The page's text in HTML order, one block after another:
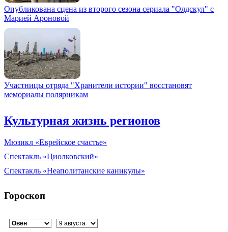
Опубликована сцена из второго сезона сериала "Олдскул" с
Марией Ароновой
Участницы отряда "Хранители истории" восстановят
мемориалы полярникам
Культурная жизнь регионов
Мюзикл «Еврейское счастье»
Спектакль «Циолковский»
Спектакль «Неаполитанские каникулы»
Гороскоп